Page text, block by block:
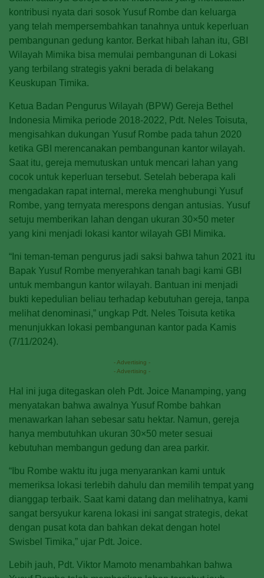
kontribusi nyata dari sosok Yusuf Rombe dan keluarga
yang telah mempersembahkan tanahnya untuk keperluan
pembangunan gedung kantor. Berkat hibah lahan itu, GBI
Wilayah Mimika bisa memulai pembangunan di Lokasi
yang terbilang strategis yakni berada di belakang
Keuskupan Timika.
Ketua Badan Pengurus Wilayah (BPW) Gereja Bethel
Indonesia Mimika periode 2018-2022, Pdt. Neles Toisuta,
mengisahkan dukungan Yusuf Rombe pada tahun 2020
ketika GBI merencanakan pembangunan kantor wilayah.
Saat itu, gereja memutuskan untuk mencari lahan yang
cocok untuk keperluan tersebut. Setelah beberapa kali
mengadakan rapat internal, mereka menghubungi Yusuf
Rombe, yang ternyata merespons dengan antusias. Yusuf
setuju memberikan lahan dengan ukuran 30×50 meter
yang kini menjadi lokasi kantor wilayah GBI Mimika.
“Ini teman-teman pengurus jadi saksi bahwa tahun 2021 itu
Bapak Yusuf Rombe menyerahkan tanah bagi kami GBI
untuk membangun kantor wilayah. Bantuan ini menjadi
bukti kepedulian beliau terhadap kebutuhan gereja, tanpa
melihat denominasi,” ungkap Pdt. Neles Toisuta ketika
menunjukkan lokasi pembangunan kantor pada Kamis
(7/11/2024).
- Advertising -
- Advertising -
Hal ini juga ditegaskan oleh Pdt. Joice Manamping, yang
menyatakan bahwa awalnya Yusuf Rombe bahkan
menawarkan lahan sebesar satu hektar. Namun, gereja
hanya membutuhkan ukuran 30×50 meter sesuai
kebutuhan membangun gedung dan area parkir.
“Ibu Rombe waktu itu juga menyarankan kami untuk
memeriksa lokasi terlebih dahulu dan memilih tempat yang
dianggap terbaik. Saat kami datang dan melihatnya, kami
sangat bersyukur karena lokasi ini sangat strategis, dekat
dengan pusat kota dan bahkan dekat dengan hotel
Swisbel Timika,” ujar Pdt. Joice.
Lebih jauh, Pdt. Viktor Mamoto menambahkan bahwa